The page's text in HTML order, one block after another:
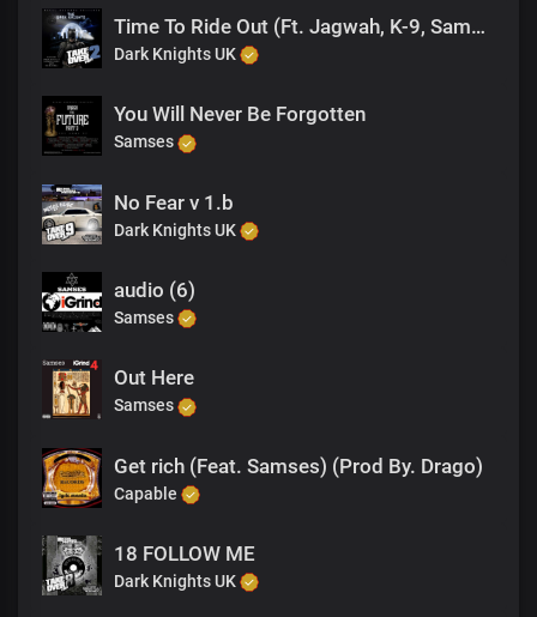
Time To Ride Out (Ft. Jagwah, K-9, Samses aka King Drago)
Dark Knights UK
You Will Never Be Forgotten
Samses
No Fear v 1.b
Dark Knights UK
audio (6)
Samses
Out Here
Samses
Get rich (Feat. Samses) (Prod By. Drago)
Capable
18 FOLLOW ME
Dark Knights UK